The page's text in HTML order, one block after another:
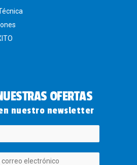
OFERTAS
nuestro newsletter